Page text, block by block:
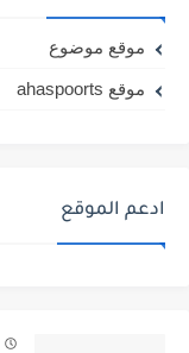
موقع موضوع
موقع ahaspoorts
ادعم الموقع